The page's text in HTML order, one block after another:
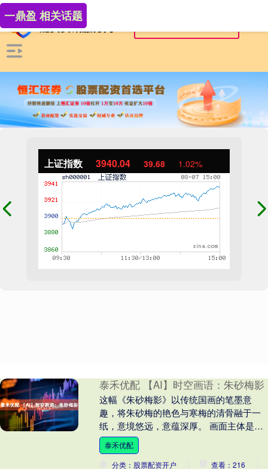
上证指数 3940.04 39.68 1.02%
一鼎盈 相关话题
泰禾优配 【AI】时空画语：朱砂梅影
这幅《朱砂梅影》以传统国画的笔墨意
趣，将朱砂梅的艳色与寒梅的清骨融于一
纸，意境悠远，意蕴深厚。 画面主体是一
株苍劲的老梅，枝干以赭石与浓淡墨色皴
擦而成，虬曲嶙峋....
泰禾优配
分类：股票配资开户
查看：216